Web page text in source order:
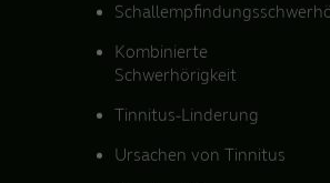
Kombinierte
Schwerhörigkeit
Tinnitus-Linderung
Ursachen von Tinnitus